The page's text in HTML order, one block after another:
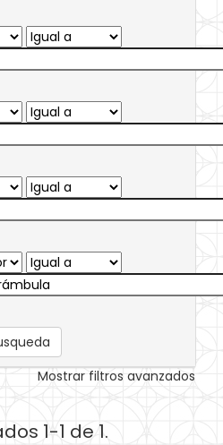
Mostrar filtros avanzados
1-1 de 1.